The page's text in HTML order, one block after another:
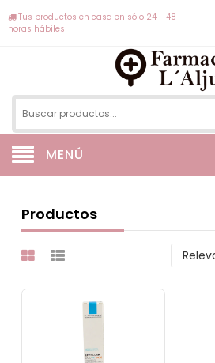
Tus productos en casa en sólo 24 - 48
horas hábiles
MENÚ
Productos